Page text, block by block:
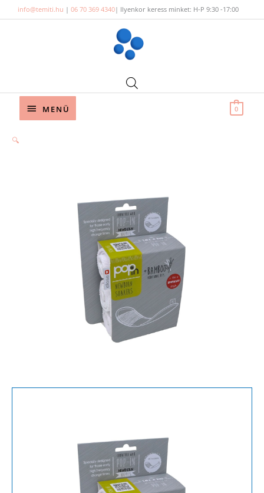
to
info@temiti.hu | 06 70 369 4340| Ilyenkor keress minket: H-P 9:30 -17:00
Below
MENÜ 0
🔍